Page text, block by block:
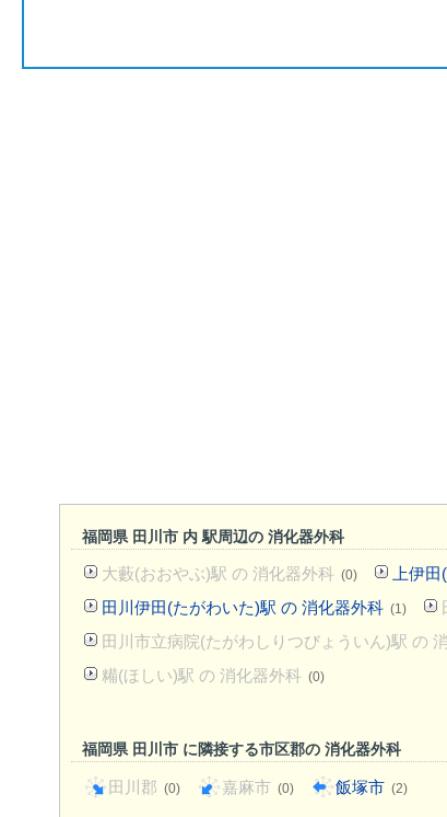
福岡県 田川市 内 駅周辺の 消化器外科
大藪(おおやぶ)駅 の 消化器外科 (0) 上伊
田川伊田(たがわいた)駅 の 消化器外科 (1)
田川市立病院(たがわしりつびょういん)駅 の
糒(ほしい)駅 の 消化器外科 (0)
福岡県 田川市 に隣接する市区郡の 消化器外科
田川郡 (0) 嘉麻市 (0) 飯塚市 (2)